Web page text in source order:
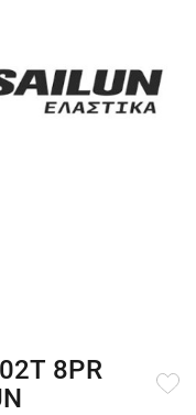
8PR